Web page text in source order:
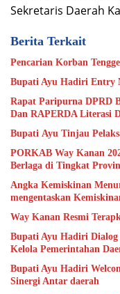
Sekretaris Daerah
Berita Terkait
Bupati Ayu Hadiri Entry
Rapat Paripurna DPRD
Dan RAPERDA Literasi
Bupati Ayu Tinjau
PORKAB Way Kanan
Berlaga di Tingkat
Angka Kemiskinan
mengentaskan
Way Kanan Resmi
Bupati Ayu Hadiri
Kelola Pemerintahan
Bupati Ayu Hadiri
Sinergi Antar daerah